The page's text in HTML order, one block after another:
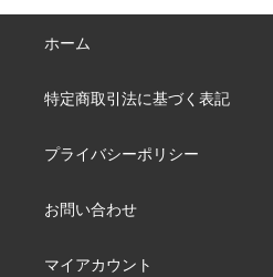
ホーム
特定商取引法に基づく表記
プライバシーポリシー
お問い合わせ
マイアカウント